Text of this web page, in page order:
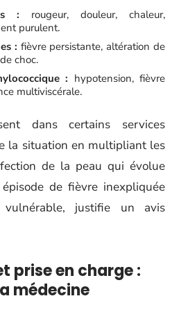
: rougeur, douleur, chaleur,
purulent.
: fièvre persistante, altération de
choc.
: hypotension, fièvre
multiviscérale.
dans certains services
la situation en multipliant les
de la peau qui évolue
de fièvre inexpliquée
justifie un avis
prise en charge :
médecine